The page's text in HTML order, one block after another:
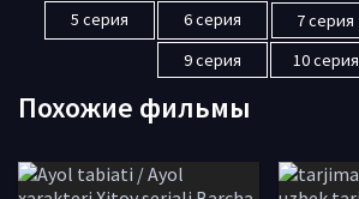
5 серия
6 серия 7 серия
9 серия
10 серия
Похожие фильмы